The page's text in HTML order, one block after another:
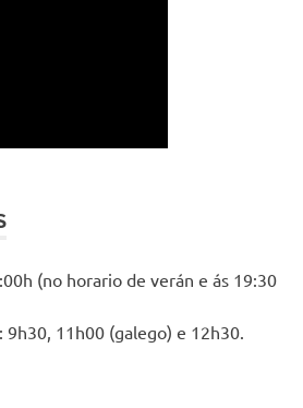
(no horario de verán e ás 19:30
11h00 (galego) e 12h30.